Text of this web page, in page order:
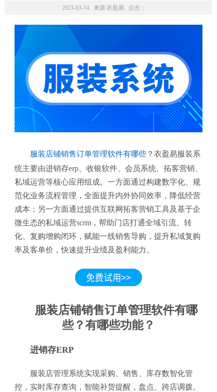
2023-03-14 来源:衣盈易 点击：
服装店铺销售订单管理软件有哪些 ？衣盈易服装系
统主要由进销存erp、收银软件、会员系统、拓客营销、
私域运营等核心应用组成。一方面通过构建数字化、规
范化业务流程管理，全面提升内外协同效率，降低经营
成本；另一方面通过提供互联网拓客营销工具及基于企
微生态的私域运营scrm，帮助门店打通全域引流、转
化、复购增购闭环，赋能一线销售导购，提升私域复购
率及客单价，快速提升业绩及盈利能力。
服装店铺销售订单管理软件有哪
些？有哪些功能？
进销存ERP
服装店管理系统实现采购、销售、库存数智化管
控，实时库存查询，智能补货提醒，盘点、跨店调拨。